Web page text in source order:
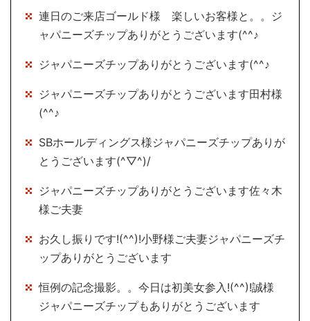
連日のご来店ゴールド様 楽しいお客様と。。ジ
ャパニーズチップありがとうございます(^^♪
ジャパニーズチップありがとうございます(^^♪
ジャパニーズチップありがとうございます田村様
(^^♪
SBホールディングス様ジャパニーズチップありが
とうございます(^▽^)/
ジャパニーズチップありがとうございます佐々木
様ご夫妻
お久し振りです!(^^)!小野様ご夫妻ジャパニーズチ
ップありがとうございます
恒例の記念撮影。。今日は初美女参入!(^^)!誠様
ジャパニーズチップもありがとうございます